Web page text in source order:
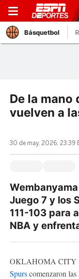
Básquetbol
De la mano
vuelven a
30 de may, 2026, 23:39
Juego 7 y los
111-103 para
NBA y
OKLAHOMA CITY
Spurscomenzaron